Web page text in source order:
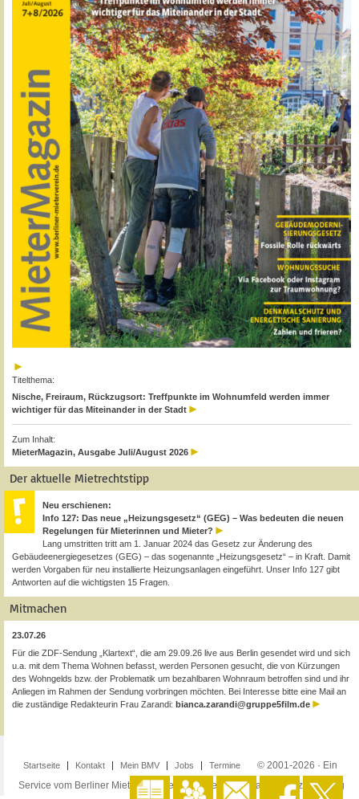
Titelthema:
Nische, Freiraum, Rückzugsort: Treffpunkte im Wohnumfeld werden immer
wichtiger für das Miteinander in der Stadt
Zum Inhalt:
MieterMagazin, Ausgabe Juli/August 2026
Der aktuelle Mietrechtstipp
Neu erschienen:
Info 127: Das neue „Heizungsgesetz“ (GEG) – Was bedeuten die neuen
Regelungen für Mieterinnen und Mieter?
Lang umstritten tritt am 1. Januar 2024 das Gesetz zur Änderung des
Gebäudeenergiegesetzes (GEG) – das sogenannte „Heizungsgesetz“ – in Kraft. Damit
werden Vorgaben für neu installierte Heizungsanlagen eingeführt. Unser Info 127 gibt
Antworten auf die wichtigsten 15 Fragen.
Mitmachen
23.07.26
Für die ZDF-Sendung „Klartext“, die am 29.09.26 live aus Berlin gesendet wird und sich
u.a. mit dem Thema Wohnen befasst, werden Personen gesucht, die von Kürzungen
des Wohngelds bzw. der Problematik um bezahlbaren Wohnraum betroffen sind und ihr
Anliegen im Rahmen der Sendung vorbringen möchten. Bei Interesse bitte eine Mail an
die zuständige Redakteurin Frau Zarandi: bianca.zarandi@gruppe5film.de
Startseite Kontakt Mein BMV Jobs Termine
© 2001-2026 · Ein
Service vom Berliner Mieterverein e.V. ·Impressum·Datenschutzerklärung